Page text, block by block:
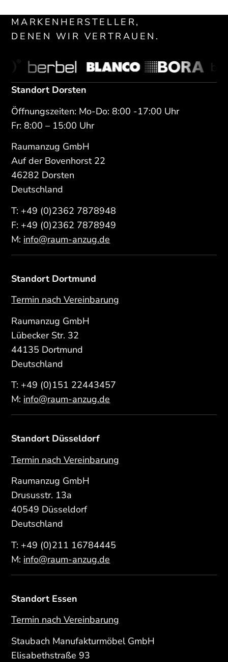
MARKENHERSTELLER,
DENEN WIR VERTRAUEN.
Standort Dorsten
Öffnungszeiten: Mo-Do: 8:00 -17:00 Uhr
Fr: 8:00 – 15:00 Uhr
Raumanzug GmbH
Auf der Bovenhorst 22
46282 Dorsten
Deutschland
T: +49 (0)2362 7878948
F: +49 (0)2362 7878949
M: info@raum-anzug.de
Standort Dortmund
Termin nach Vereinbarung
Raumanzug GmbH
Lübecker Str. 32
44135 Dortmund
Deutschland
T: +49 (0)151 22443457
M: info@raum-anzug.de
Standort Düsseldorf
Termin nach Vereinbarung
Raumanzug GmbH
Drususstr. 13a
40549 Düsseldorf
Deutschland
T: +49 (0)211 16784445
M: info@raum-anzug.de
Standort Essen
Termin nach Vereinbarung
Staubach Manufakturmöbel GmbH
Elisabethstraße 93